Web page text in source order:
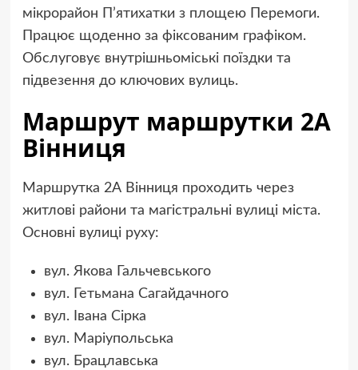
мікрорайон П’ятихатки з площею Перемоги.
Працює щоденно за фіксованим графіком.
Обслуговує внутрішньоміські поїздки та
підвезення до ключових вулиць.
Маршрут маршрутки 2А
Вінниця
Маршрутка 2А Вінниця проходить через
житлові райони та магістральні вулиці міста.
Основні вулиці руху:
вул. Якова Гальчевського
вул. Гетьмана Сагайдачного
вул. Івана Сірка
вул. Маріупольська
вул. Брацлавська